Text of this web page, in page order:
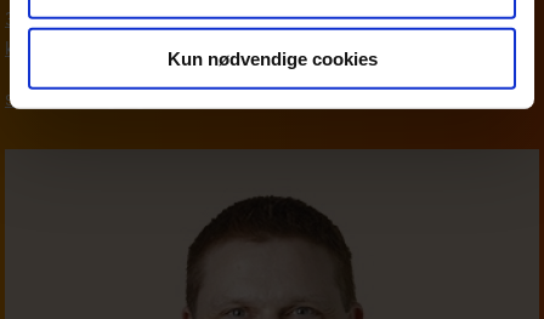
Kun nødvendige cookies
39 16 76 90
kwi@beierholm.dk
Skat, moms og afgifter